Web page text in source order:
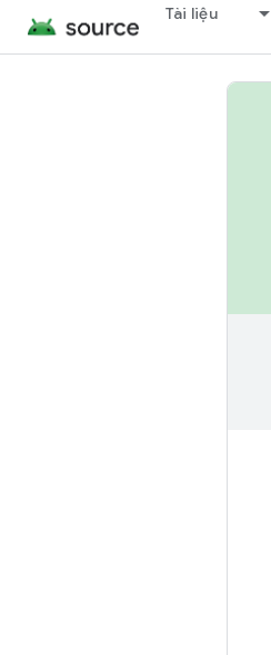
Tài liệu